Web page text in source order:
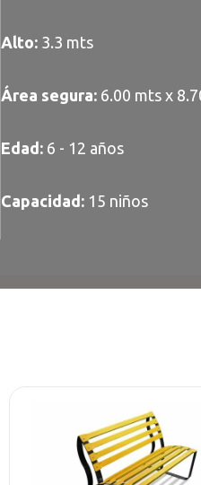
Alto:3.3 mts
Área segura:6.00 mts x
Edad:6 - 12 años
Capacidad:15 niños